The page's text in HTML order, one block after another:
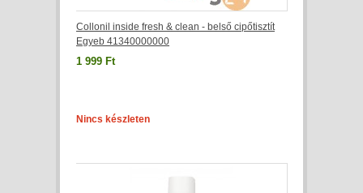
Collonil inside fresh & clean - belső cipőtisztít
Egyeb 41340000000
1 999 Ft
Nincs készleten